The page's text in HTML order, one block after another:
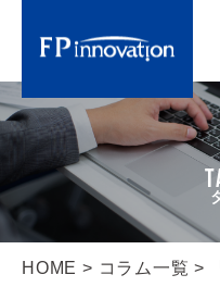
HOME > コラム一覧 >